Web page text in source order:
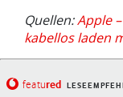
Quellen:Apple
kabellos laden
featured